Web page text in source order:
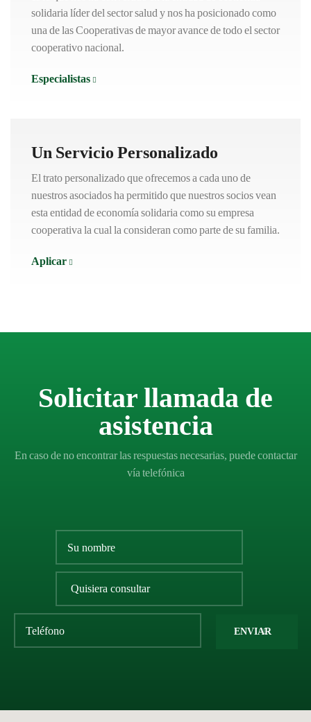
solidaria líder del sector salud y nos ha posicionado como
una de las Cooperativas de mayor avance de todo el sector
cooperativo nacional.
Especialistas
Un Servicio Personalizado
El trato personalizado que ofrecemos a cada uno de
nuestros asociados ha permitido que nuestros socios vean
esta entidad de economía solidaria como su empresa
cooperativa la cual la consideran como parte de su familia.
Aplicar
Solicitar llamada de
asistencia
En caso de no encontrar las respuestas necesarias, puede contactar
vía telefónica